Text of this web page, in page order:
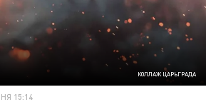
КОЛЛАЖ ЦАРЬГРАДА
15:14